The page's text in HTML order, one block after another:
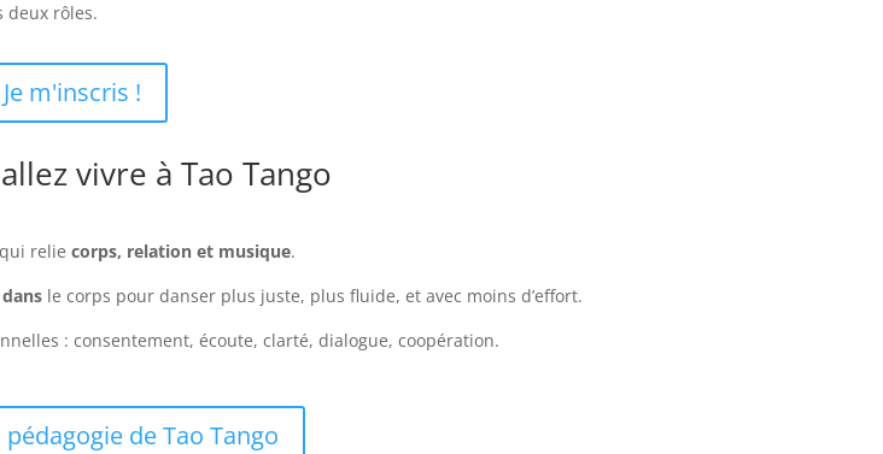
deux rôles.
Je m'inscris !
vivre à Tao Tango
relie corps, relation et musique.
dansle corps pour danser plus juste, plus fluide, et avec moins d’effort.
: consentement, écoute, clarté, dialogue, coopération.
de Tao Tango